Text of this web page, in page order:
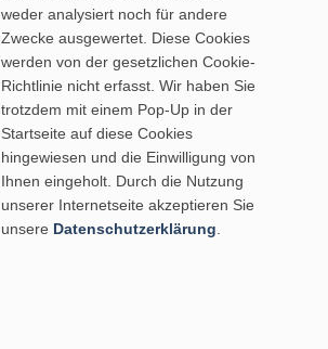
weder analysiert noch für andere
Zwecke ausgewertet. Diese Cookies
werden von der gesetzlichen Cookie-
Richtlinie nicht erfasst. Wir haben Sie
trotzdem mit einem Pop-Up in der
Startseite auf diese Cookies
hingewiesen und die Einwilligung von
Ihnen eingeholt. Durch die Nutzung
unserer Internetseite akzeptieren Sie
unsere Datenschutzerklärung